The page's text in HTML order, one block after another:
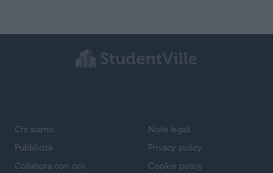
Chi siamo
Pubblicità
Collabora con noi
Note legali
Privacy policy
Cookie policy